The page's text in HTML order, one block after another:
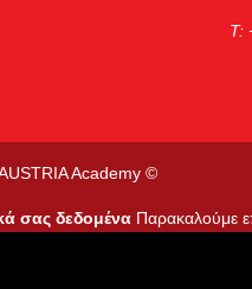
Τ:
Academy ©
σας δεδομένα Παρακαλούμε